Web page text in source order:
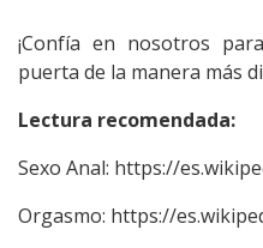
¡Confía en nosotros
puerta de la manera más
Lectura recomendada:
Sexo Anal: https://
Orgasmo: https://